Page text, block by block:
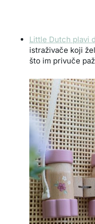
Little Dutch plavi
istraživače koji
što im privuče